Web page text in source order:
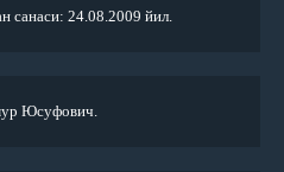
санаси: 24.08.2009 йил.
Юсуфович.